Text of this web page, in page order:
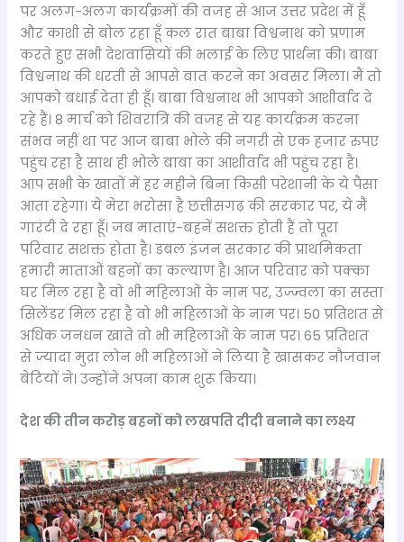
पर अलग-अलग कार्यक्रमों की वजह से आज उत्तर प्रदेश में हूँ
और काशी से बोल रहा हूँ कल रात बाबा विश्वनाथ को प्रणाम
करते हुए सभी देशवासियों की भलाई के लिए प्रार्थना की। बाबा
विश्वनाथ की धरती से आपसे बात करने का अवसर मिला। मैं तो
आपको बधाई देता ही हूँ। बाबा विश्वनाथ भी आपको आशीर्वाद दे
रहे हैं। 8 मार्च को शिवरात्रि की वजह से यह कार्यक्रम करना
संभव नहीं था पर आज बाबा भोले की नगरी से एक हजार रुपए
पहुंच रहा है साथ ही भोले बाबा का आशीर्वाद भी पहुंच रहा है।
आप सभी के खातों में हर महीने बिना किसी परेशानी के ये पैसा
आता रहेगा। ये मेरा भरोसा है छत्तीसगढ़ की सरकार पर, ये मैं
गारंटी दे रहा हूँ। जब माताएं-बहनें सशक्त होती हैं तो पूरा
परिवार सशक्त होता है। डबल इंजन सरकार की प्राथमिकता
हमारी माताओं बहनों का कल्याण है। आज परिवार को पक्का
घर मिल रहा है वो भी महिलाओं के नाम पर, उज्ज्वला का सस्ता
सिलेंडर मिल रहा है वो भी महिलाओं के नाम पर। 50 प्रतिशत से
अधिक जनधन खाते वो भी महिलाओं के नाम पर। 65 प्रतिशत
से ज्यादा मुद्रा लोन भी महिलाओं ने लिया है खासकर नौजवान
बेटियों ने। उन्होंने अपना काम शुरू किया।
देश की तीन करोड़ बहनों को लखपति दीदी बनाने का लक्ष्य